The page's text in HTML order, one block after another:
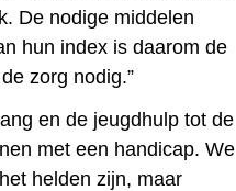
De nodige middelen
hun index is daarom de
zorg nodig.”
en de jeugdhulp tot de
met een handicap. We
helden zijn, maar